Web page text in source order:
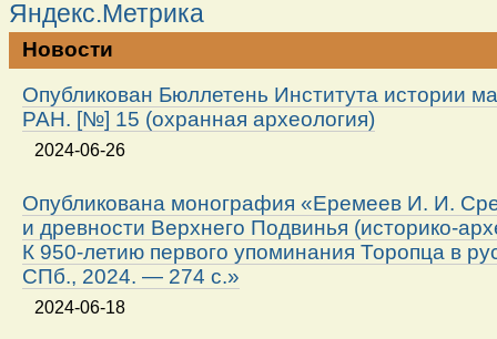
Новости
Опубликован Бюллетень Института истории
РАН. [№] 15 (охранная археология)
2024-06-26
Опубликована монография «Еремеев И. И.
и древности Верхнего Подвинья (историко-
К 950-летию первого упоминания Торопца в
СПб., 2024. — 274 с.»
2024-06-18